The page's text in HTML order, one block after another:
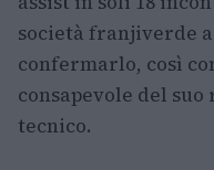
società franjiverde
confermarlo, così
consapevole del
tecnico.